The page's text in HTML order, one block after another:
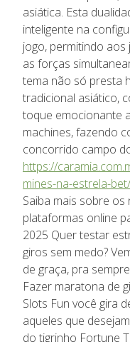
asiática. Esta
inteligente na
jogo, permitindo
as forças
tema não só presta
tradicional asiático,
toque emocionante
machines, fazendo
concorrido campo
https://
mines-na-estrela-bet/
Saiba mais sobre
plataformas online
2025 Quer testar
giros sem medo?
de graça, pra
Fazer maratona de
Slots Fun você gira
aqueles que
do tigrinho Fortune